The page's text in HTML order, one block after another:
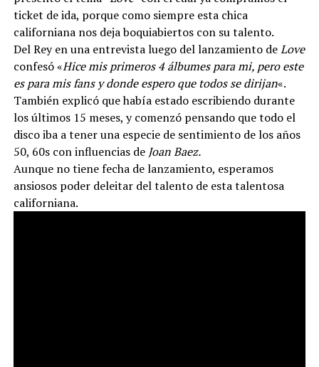
ticket de ida, porque como siempre esta chica
californiana nos deja boquiabiertos con su talento.
Del Rey en una entrevista luego del lanzamiento deLove
confesó «Hice mis primeros 4 álbumes para mi, pero este
es para mis fans y donde espero que todos se dirijan«.
También explicó que había estado escribiendo durante
los últimos 15 meses, y comenzó pensando que todo el
disco iba a tener una especie de sentimiento de los años
50, 60s con influencias de Joan Baez.
Aunque no tiene fecha de lanzamiento, esperamos
ansiosos poder deleitar del talento de esta talentosa
californiana.